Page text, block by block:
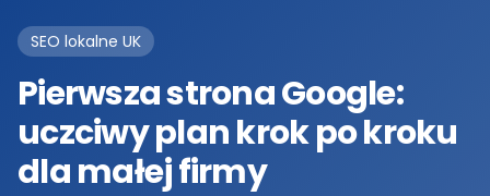
SEO lokalne UK
Pierwsza strona Google:
uczciwy plan krok po kroku
dla małej firmy